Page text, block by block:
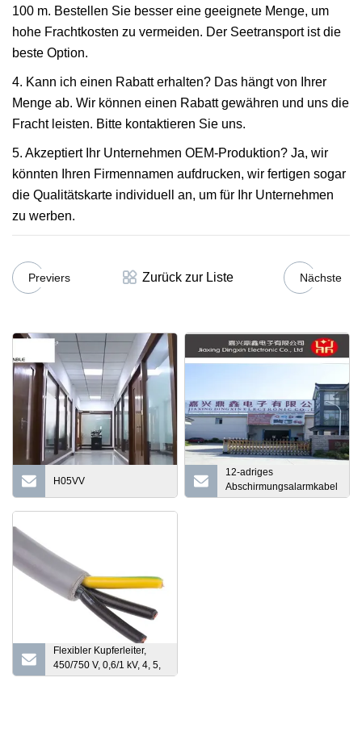
100 m. Bestellen Sie besser eine geeignete Menge, um
hohe Frachtkosten zu vermeiden. Der Seetransport ist die
beste Option.
4. Kann ich einen Rabatt erhalten? Das hängt von Ihrer
Menge ab. Wir können einen Rabatt gewähren und uns die
Fracht leisten. Bitte kontaktieren Sie uns.
5. Akzeptiert Ihr Unternehmen OEM-Produktion? Ja, wir
könnten Ihren Firmennamen aufdrucken, wir fertigen sogar
die Qualitätskarte individuell an, um für Ihr Unternehmen
zu werben.
Previers Zurück zur Liste Nächste
H05VV
12-adriges
Abschirmungsalarmkabel
mit unterschiedlichen
Flexibler Kupferleiter,
450/750 V, 0,6/1 kV, 4, 5,
8, 9, 10, 12, 16, 19, 24,